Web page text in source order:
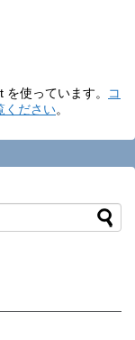
使っています。
コ
ください。